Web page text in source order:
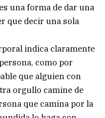
una forma de dar una
que decir una sola
indica claramente
como por
que alguien con
orgullo camine de
que camina por la